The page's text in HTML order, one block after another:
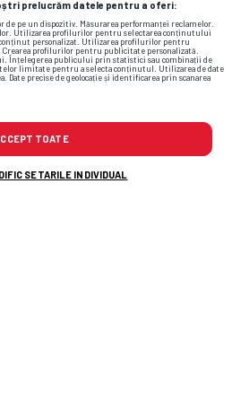
prelucrăm datele pentru a oferi:
de pe un dispozitiv. Măsurarea performanței reclamelor.
Utilizarea profilurilor pentru selectarea conținutului
personalizat. Utilizarea profilurilor pentru
profilurilor pentru publicitate personalizată.
Înțelegerea publicului prin statistici sau combinații de
limitate pentru a selecta conținutul. Utilizarea de date
precise de geolocație și identificarea prin scanarea
TOATE
SETARILE INDIVIDUAL